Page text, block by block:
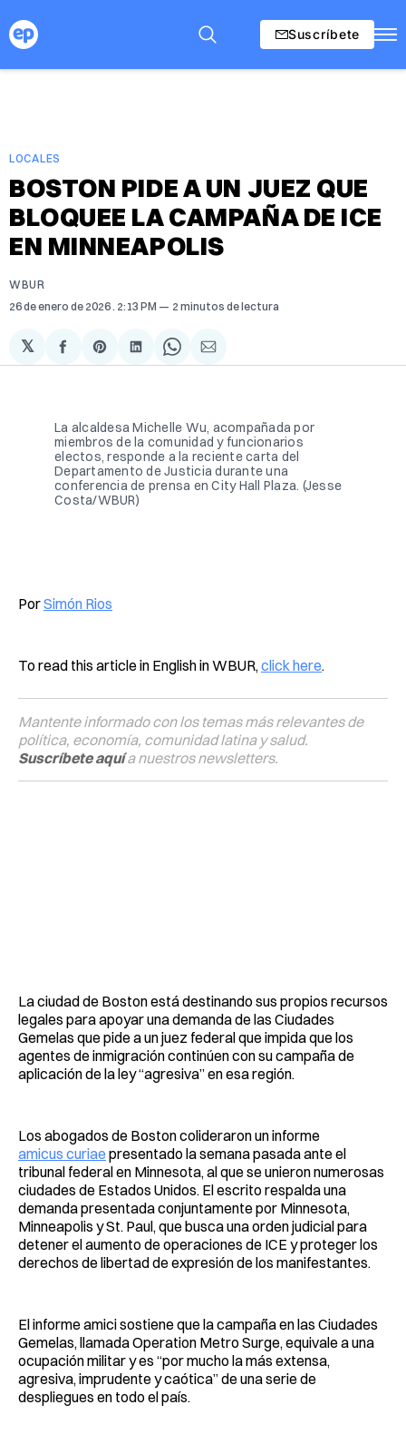
Suscríbete
LOCALES
BOSTON PIDE A UN JUEZ QUE
BLOQUEE LA CAMPAÑA DE ICE
EN MINNEAPOLIS
WBUR
26 de enero de 2026 . 2:13 PM 2 minutos de lectura
𝕏
Compartir
en
Share
on
Compartir
en
Share
on
Compartir
via
La alcaldesa Michelle Wu, acompañada por
miembros de la comunidad y funcionarios
electos, responde a la reciente carta del
Departamento de Justicia durante una
conferencia de prensa en City Hall Plaza. (Jesse
Costa/WBUR)
PorSimón Rios
To read this article in English in WBUR, click here.
Mantente informado con los temas más relevantes de
política, economía, comunidad latina y salud.
Suscríbete aquía nuestros newsletters.
La ciudad de Boston está destinando sus propios recursos
legales para apoyar una demanda de las Ciudades
Gemelas que pide a un juez federal que impida que los
agentes de inmigración continúen con su campaña de
aplicación de la ley “agresiva” en esa región.
Los abogados de Boston colideraron un informe
amicus curiaepresentado la semana pasada ante el
tribunal federal en Minnesota, al que se unieron numerosas
ciudades de Estados Unidos. El escrito respalda una
demanda presentada conjuntamente por Minnesota,
Minneapolis y St. Paul, que busca una orden judicial para
detener el aumento de operaciones de ICE y proteger los
derechos de libertad de expresión de los manifestantes.
El informe amici sostiene que la campaña en las Ciudades
Gemelas, llamada Operation Metro Surge, equivale a una
ocupación militar y es “por mucho la más extensa,
agresiva, imprudente y caótica” de una serie de
despliegues en todo el país.